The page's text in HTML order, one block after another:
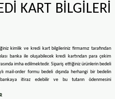
KART BİLGİLERİ
kimlik ve kredi kart bilgileriniz firmamız tarafından
banka ile oluşabilecek kredi kartından para çekim
imha edilmektedir. Sipariş ettiğiniz ürünlerin bedeli
mail-order formu bedeli dışında herhangi bir bedelin
itiraz edebilir ve bu tutarın ödenmesini